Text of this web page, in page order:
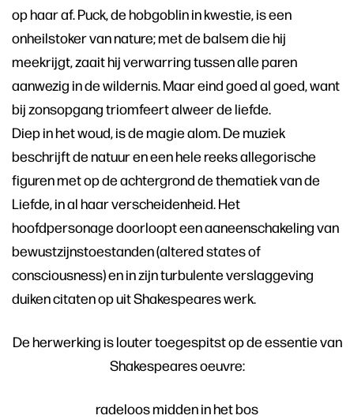
op haar af. Puck, de hobgoblin in kwestie, is een
onheilstoker van nature; met de balsem die hij
meekrijgt, zaait hij verwarring tussen alle paren
aanwezig in de wildernis. Maar eind goed al goed, want
bij zonsopgang triomfeert alweer de liefde.
Diep in het woud, is de magie alom. De muziek
beschrijft de natuur en een hele reeks allegorische
figuren met op de achtergrond de thematiek van de
Liefde, in al haar verscheidenheid. Het
hoofdpersonage doorloopt een aaneenschakeling van
bewustzijnstoestanden (altered states of
consciousness) en in zijn turbulente verslaggeving
duiken citaten op uit Shakespeares werk.
De herwerking is louter toegespitst op de essentie van
Shakespeares oeuvre:
radeloos midden in het bos